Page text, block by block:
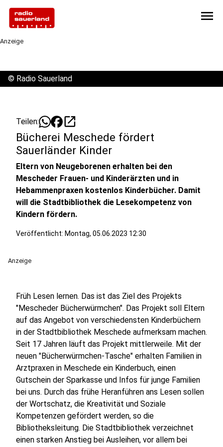
menu
Anzeige
© Radio Sauerland
Teilen: open_in_new
Bücherei Meschede fördert
Sauerländer Kinder
Eltern von Neugeborenen erhalten bei den
Mescheder Frauen- und Kinderärzten und in
Hebammenpraxen kostenlos Kinderbücher. Damit
will die Stadtbibliothek die Lesekompetenz von
Kindern fördern.
Veröffentlicht: Montag, 05.06.2023 12:30
Anzeige
Früh Lesen lernen. Das ist das Ziel des Projekts
"Mescheder Bücherwürmchen". Das Projekt soll Eltern
auf das Angebot von verschiedensten Kinderbüchern
in der Stadtbibliothek Meschede aufmerksam machen.
Seit 17 Jahren läuft das Projekt mittlerweile. Mit der
neuen "Bücherwürmchen-Tasche" erhalten Familien in
Arztpraxen in Meschede ein Kinderbuch, einen
Gutschein der Sparkasse und Infos für junge Familien
bei uns. Durch das frühe Heranführen ans Lesen sollen
der Wortschatz, die Kreativität und Soziale
Kompetenzen gefördert werden, so die
Bibliotheksleitung. Die Stadtbibliothek verzeichnet
einen starken Anstieg bei Ausleihen, vor allem bei